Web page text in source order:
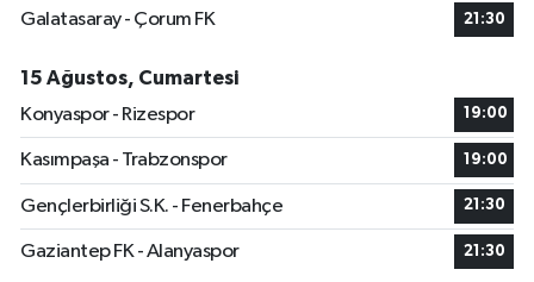
Galatasaray - Çorum FK
21:30
15 Ağustos, Cumartesi
Konyaspor - Rizespor
19:00
Kasımpaşa - Trabzonspor 19:00
Gençlerbirliği S.K. - Fenerbahçe 21:30
Gaziantep FK - Alanyaspor 21:30